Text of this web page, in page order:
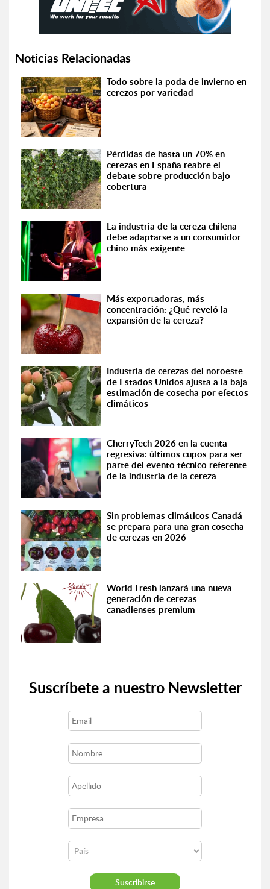
Noticias Relacionadas
Todo sobre la poda de invierno en
cerezos por variedad
Pérdidas de hasta un 70% en
cerezas en España reabre el
debate sobre producción bajo
cobertura
La industria de la cereza chilena
debe adaptarse a un consumidor
chino más exigente
Más exportadoras, más
concentración: ¿Qué reveló la
expansión de la cereza?
Industria de cerezas del noroeste
de Estados Unidos ajusta a la baja
estimación de cosecha por efectos
climáticos
CherryTech 2026 en la cuenta
regresiva: últimos cupos para ser
parte del evento técnico referente
de la industria de la cereza
Sin problemas climáticos Canadá
se prepara para una gran cosecha
de cerezas en 2026
World Fresh lanzará una nueva
generación de cerezas
canadienses premium
Suscríbete a nuestro Newsletter